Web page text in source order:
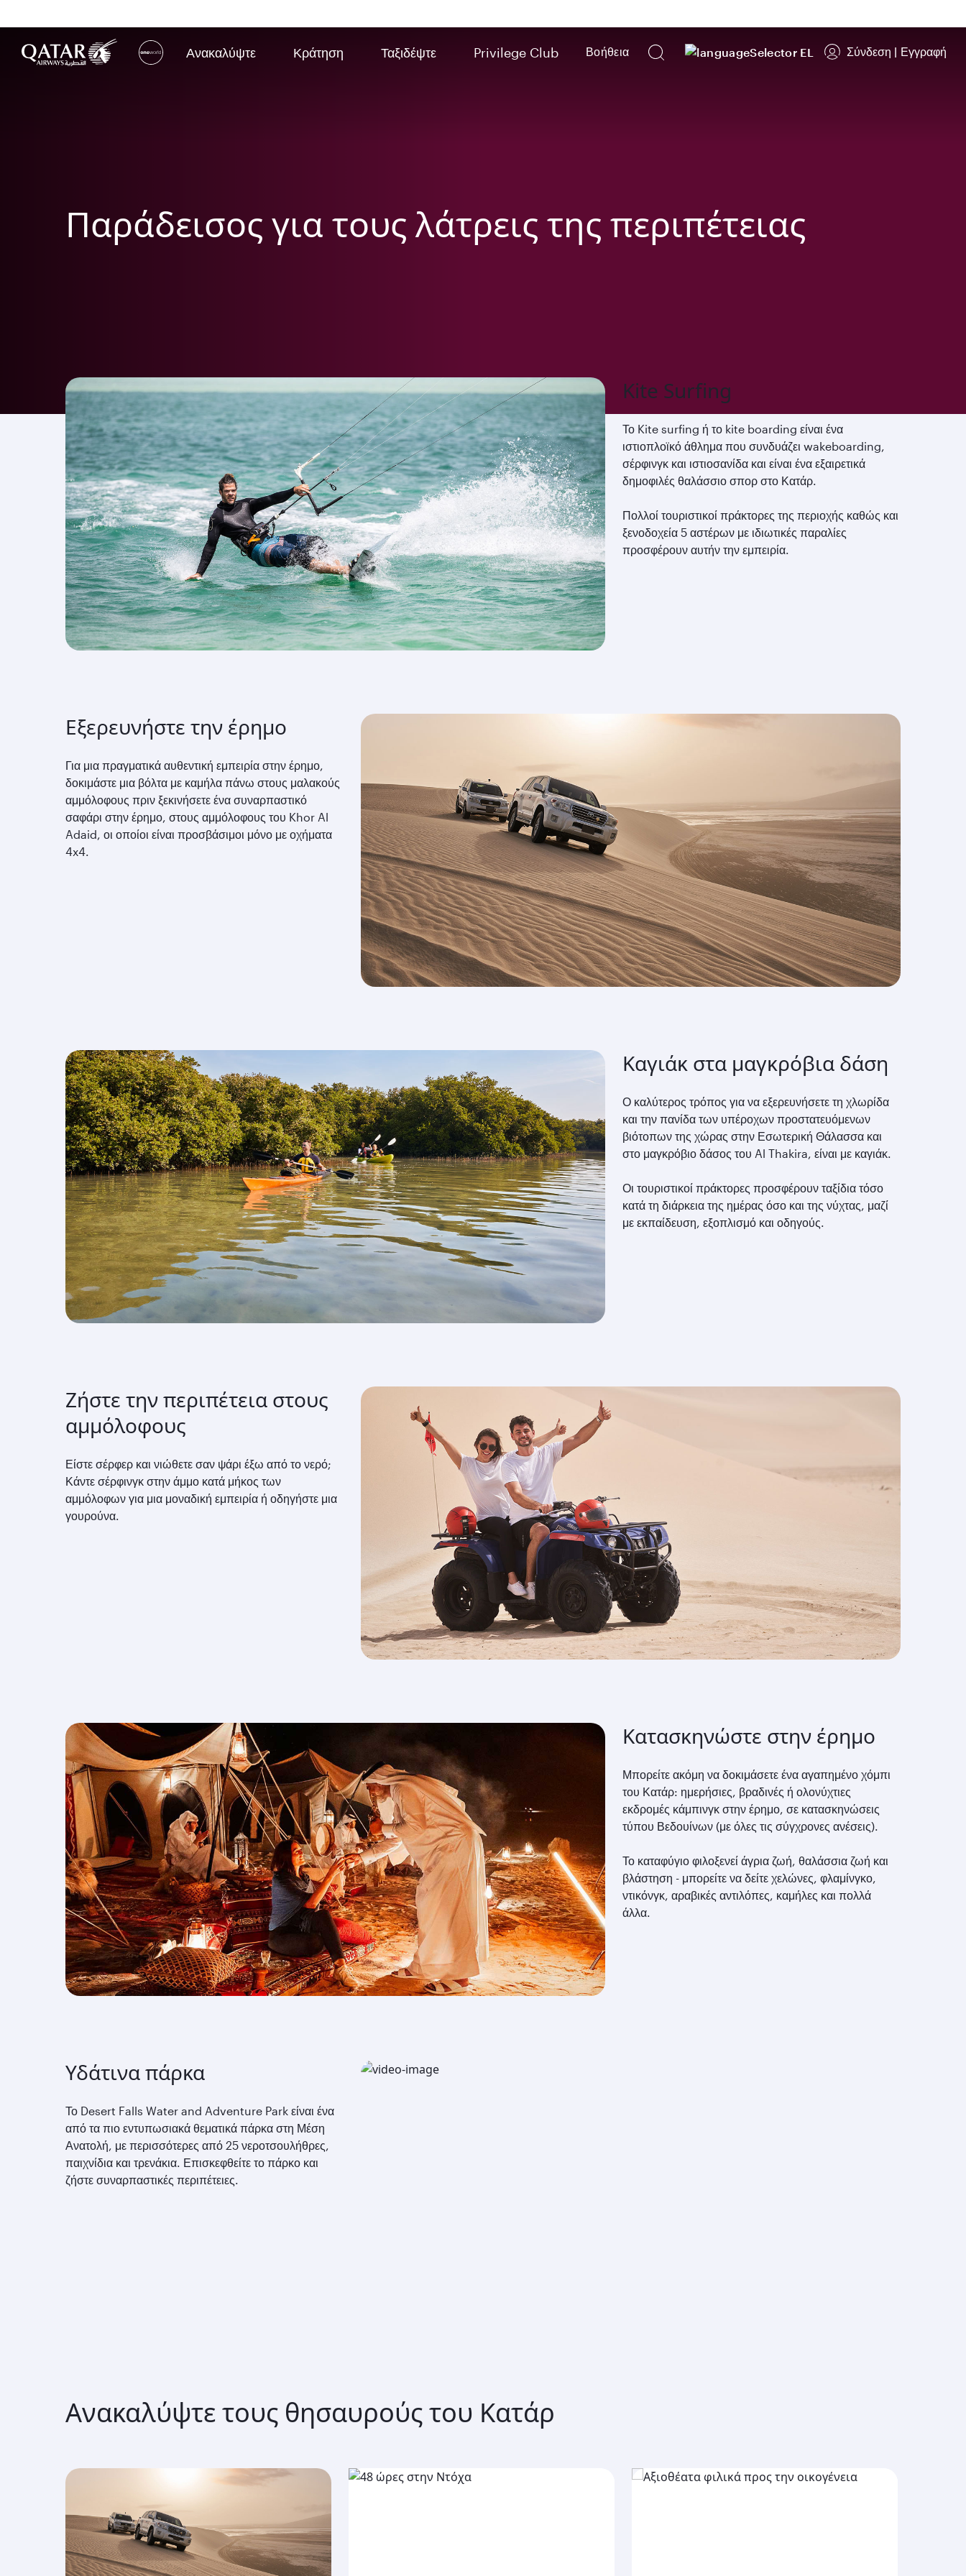
Ανακαλύψτε
(active) Κράτηση Ταξιδέψτε Privilege Club Βοήθεια EL Σύνδεση | Εγγραφή
Παράδεισος για τους λάτρεις της περιπέτειας
Kite Surfing
Το Kite surfing ή το kite boarding είναι ένα
ιστιοπλοϊκό άθλημα που συνδυάζει wakeboarding,
σέρφινγκ και ιστιοσανίδα και είναι ένα εξαιρετικά
δημοφιλές θαλάσσιο σπορ στο Κατάρ.
Πολλοί τουριστικοί πράκτορες της περιοχής καθώς και
ξενοδοχεία 5 αστέρων με ιδιωτικές παραλίες
προσφέρουν αυτήν την εμπειρία.
Εξερευνήστε την έρημο
Για μια πραγματικά αυθεντική εμπειρία στην έρημο,
δοκιμάστε μια βόλτα με καμήλα πάνω στους μαλακούς
αμμόλοφους πριν ξεκινήσετε ένα συναρπαστικό
σαφάρι στην έρημο, στους αμμόλοφους του Khor Al
Adaid, οι οποίοι είναι προσβάσιμοι μόνο με οχήματα
4x4.
Καγιάκ στα μαγκρόβια δάση
Ο καλύτερος τρόπος για να εξερευνήσετε τη χλωρίδα
και την πανίδα των υπέροχων προστατευόμενων
βιότοπων της χώρας στην Εσωτερική Θάλασσα και
στο μαγκρόβιο δάσος του Al Thakira, είναι με καγιάκ.
Οι τουριστικοί πράκτορες προσφέρουν ταξίδια τόσο
κατά τη διάρκεια της ημέρας όσο και της νύχτας, μαζί
με εκπαίδευση, εξοπλισμό και οδηγούς.
Ζήστε την περιπέτεια στους
αμμόλοφους
Είστε σέρφερ και νιώθετε σαν ψάρι έξω από το νερό;
Κάντε σέρφινγκ στην άμμο κατά μήκος των
αμμόλοφων για μια μοναδική εμπειρία ή οδηγήστε μια
γουρούνα.
Κατασκηνώστε στην έρημο
Μπορείτε ακόμη να δοκιμάσετε ένα αγαπημένο χόμπι
του Κατάρ: ημερήσιες, βραδινές ή ολονύχτιες
εκδρομές κάμπινγκ στην έρημο, σε κατασκηνώσεις
τύπου Βεδουίνων (με όλες τις σύγχρονες ανέσεις).
Το καταφύγιο φιλοξενεί άγρια ζωή, θαλάσσια ζωή και
βλάστηση - μπορείτε να δείτε χελώνες, φλαμίνγκο,
ντικόνγκ, αραβικές αντιλόπες, καμήλες και πολλά
άλλα.
Υδάτινα πάρκα
Το Desert Falls Water and Adventure Park είναι ένα
από τα πιο εντυπωσιακά θεματικά πάρκα στη Μέση
Ανατολή, με περισσότερες από 25 νεροτσουλήθρες,
παιχνίδια και τρενάκια. Επισκεφθείτε το πάρκο και
ζήστε συναρπαστικές περιπέτειες.
Ανακαλύψτε τους θησαυρούς του Κατάρ